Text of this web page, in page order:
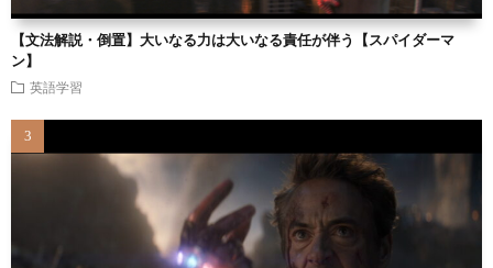
【文法解説・倒置】大いなる力は大いなる責任が伴う【スパイダーマ
ン】
英語学習